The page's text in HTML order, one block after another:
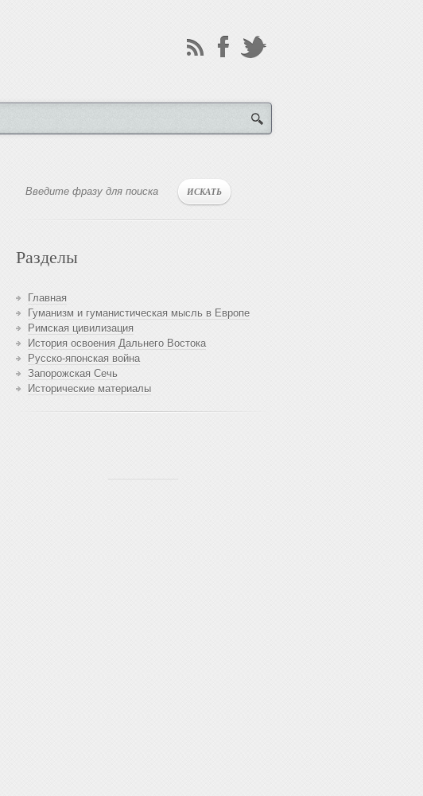
Разделы
Главная
Гуманизм и гуманистическая мысль в Европе
Римская цивилизация
История освоения Дальнего Востока
Русско-японская война
Запорожская Сечь
Исторические материалы